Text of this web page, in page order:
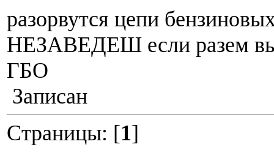
разорвутся цепи
НЕЗАВЕДЕШ если разем
ГБО
Записан
Страницы: [1]